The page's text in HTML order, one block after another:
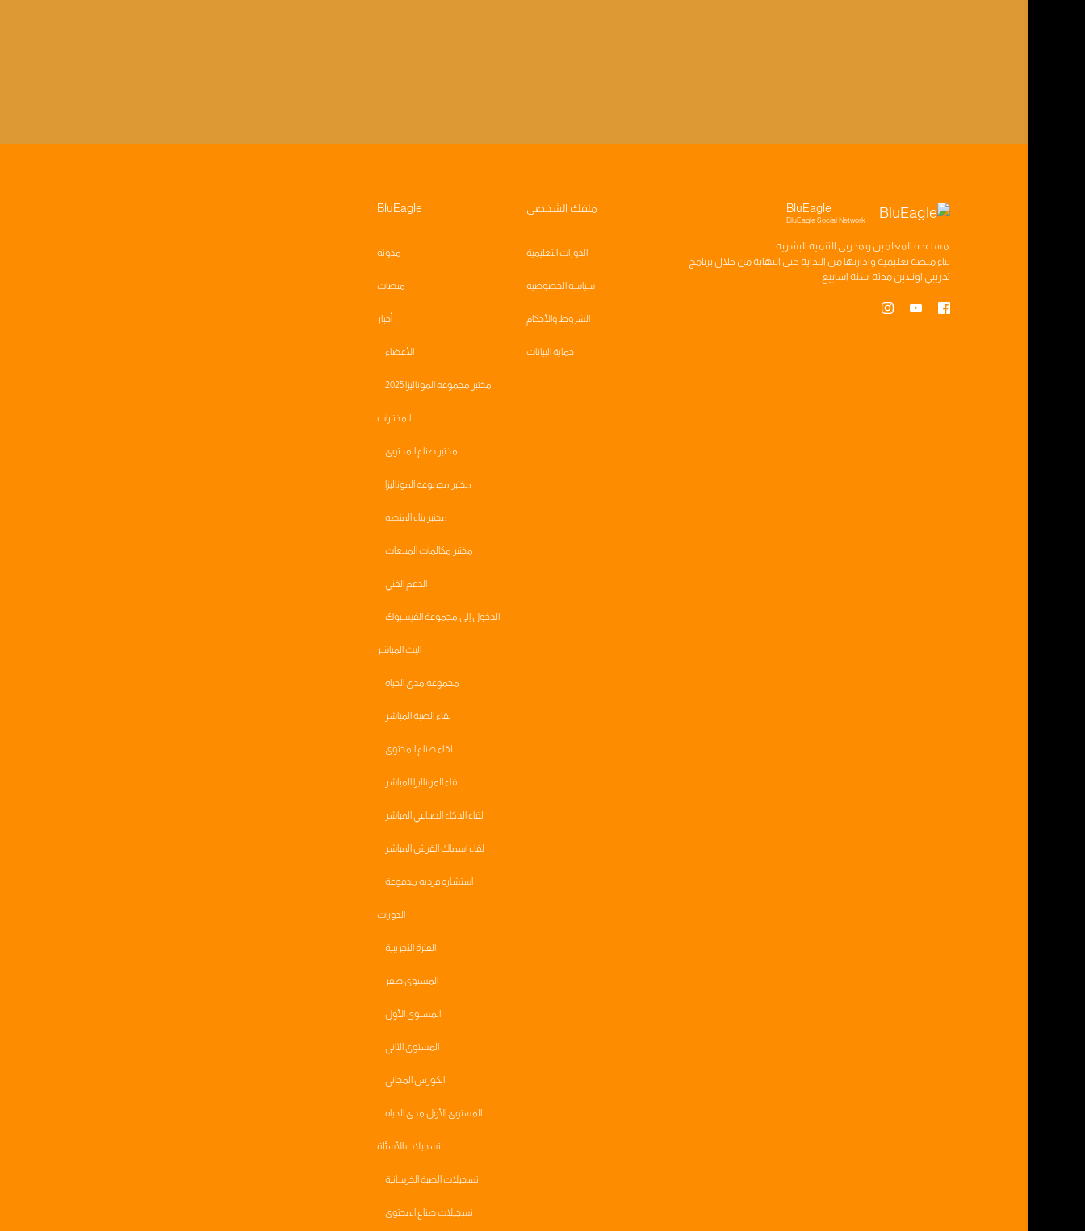
BluEagle
BluEagle Social Network
مساعده المعلمين ومدربي التنميه البشريه
بناءمنصه تعليميه وادارتها من البدايه حتى النهايه من خلال برنامج
تدريبي اونلاين مدته سته اسابيع
ملفك الشخصي
الدورات التعليمية
سياسة الخصوصية
الشروط والأحكام
حماية البيانات
BluEagle
مدونه
منصات
أخبار
الأعضاء
مختبر مجموعه الموناليزا 2025
المختبرات
مختبر صناع المحتوى
مختبر مجموعه الموناليزا
مختبر بناء المنصه
مختبر مكالمات المبيعات
الدعم الفني
الدخول إلى مجموعة الفيسبوك
البث المباشر
مجموعه مدى الحياه
لقاء الصبة المباشر
لقاء صناع المحتوى
لقاء الموناليزا المباشر
لقاء الذكاء الصناعي المباشر
لقاء اسماك القرش المباشر
استشاره فرديه مدفوعة
الدورات
الفترة التجريبية
المستوى صفر
المستوى الأول
المستوى الثاني
الكورس المجاني
المستوى الأول مدى الحياه
تسجيلات الأسئلة
تسجيلات الصبة الخرسانية
تسجيلات صناع المحتوى